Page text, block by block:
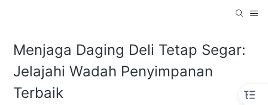
Menjaga Daging Deli Tetap Segar:
Jelajahi Wadah Penyimpanan
Terbaik